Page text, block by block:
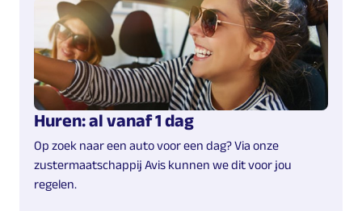
Huren: al vanaf 1 dag
Op zoek naar een auto voor een dag? Via onze
zustermaatschappij Avis kunnen we dit voor jou
regelen.